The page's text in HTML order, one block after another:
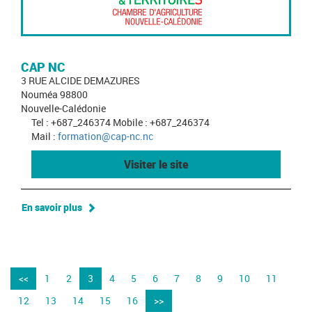
CAP NC
3 RUE ALCIDE DEMAZURES
Nouméa 98800
Nouvelle-Calédonie
Tel : +687_246374 Mobile : +687_246374
Mail : formation@cap-nc.nc
Visiter le site
En savoir plus
<< 1 2 3 4 5 6 7 8 9 10
11
12
13 14 15 16 >>